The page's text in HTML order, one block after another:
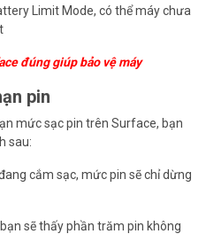
Limit Mode, có thể máy chưa
đúng giúp bảo vệ máy
pin
mức sạc pin trên Surface, bạn
sau:
cắm sạc, mức pin sẽ chỉ dừng
sẽ thấy phần trăm pin không